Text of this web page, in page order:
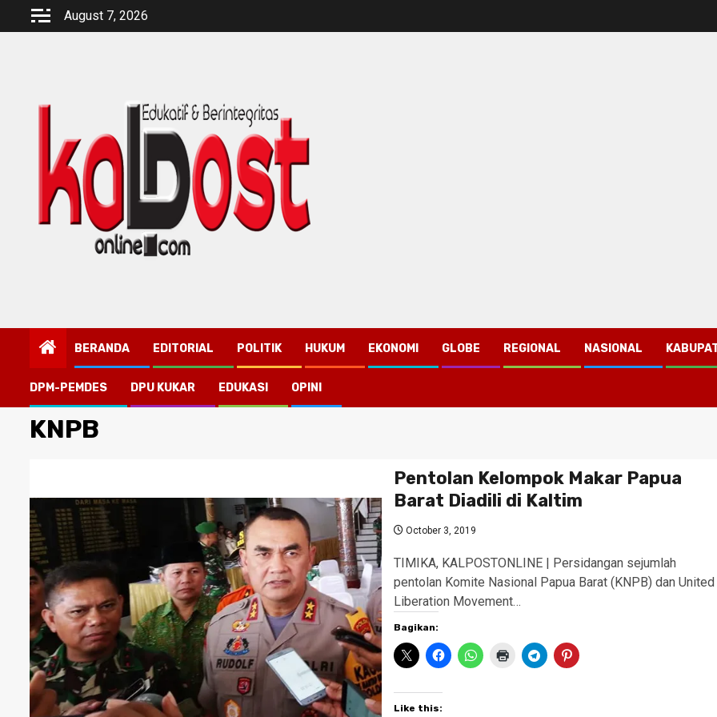
August 7, 2026
BERANDA EDITORIAL POLITIK HUKUM EKONOMI GLOBE REGIONAL NASIONAL
DPM-PEMDES DPU KUKAR EDUKASI OPINI
KNPB
Pentolan Kelompok Makar Papua
Barat Diadili di Kaltim
October 3, 2019
TIMIKA, KALPOSTONLINE | Persidangan sejumlah
pentolan Komite Nasional Papua Barat (KNPB) dan United
Liberation Movement…
Bagikan:
Like this: